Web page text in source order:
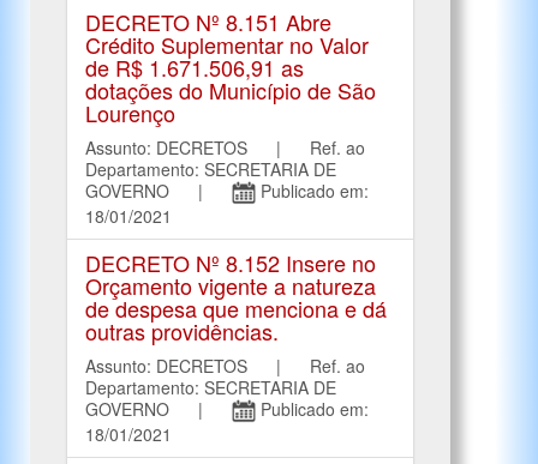
DECRETO Nº 8.151 Abre
Crédito Suplementar no Valor
de R$ 1.671.506,91 as
dotações do Município de São
Lourenço
Assunto: DECRETOS | Ref. ao
Departamento: SECRETARIA DE
GOVERNO |
Publicado em:
18/01/2021
DECRETO Nº 8.152 Insere no
Orçamento vigente a natureza
de despesa que menciona e dá
outras providências.
Assunto: DECRETOS | Ref. ao
Departamento: SECRETARIA DE
GOVERNO |
Publicado em:
18/01/2021